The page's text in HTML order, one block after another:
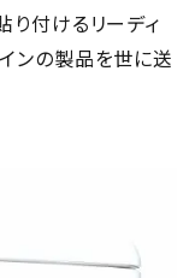
り付けるリーディ
ンの製品を世に送